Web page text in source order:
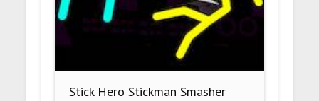
Stick Hero Stickman Smasher